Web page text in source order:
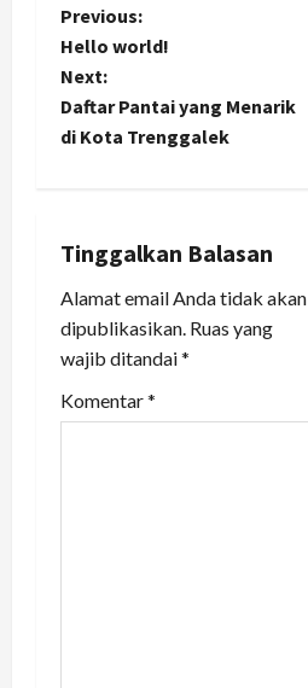
P
o
s
v
i
g
Previous:
Hello world!
Next:
Daftar Pantai yang Menarik
di Kota Trenggalek
Tinggalkan Balasan
Alamat email Anda tidak akan
dipublikasikan. Ruas yang
wajib ditandai*
Komentar*